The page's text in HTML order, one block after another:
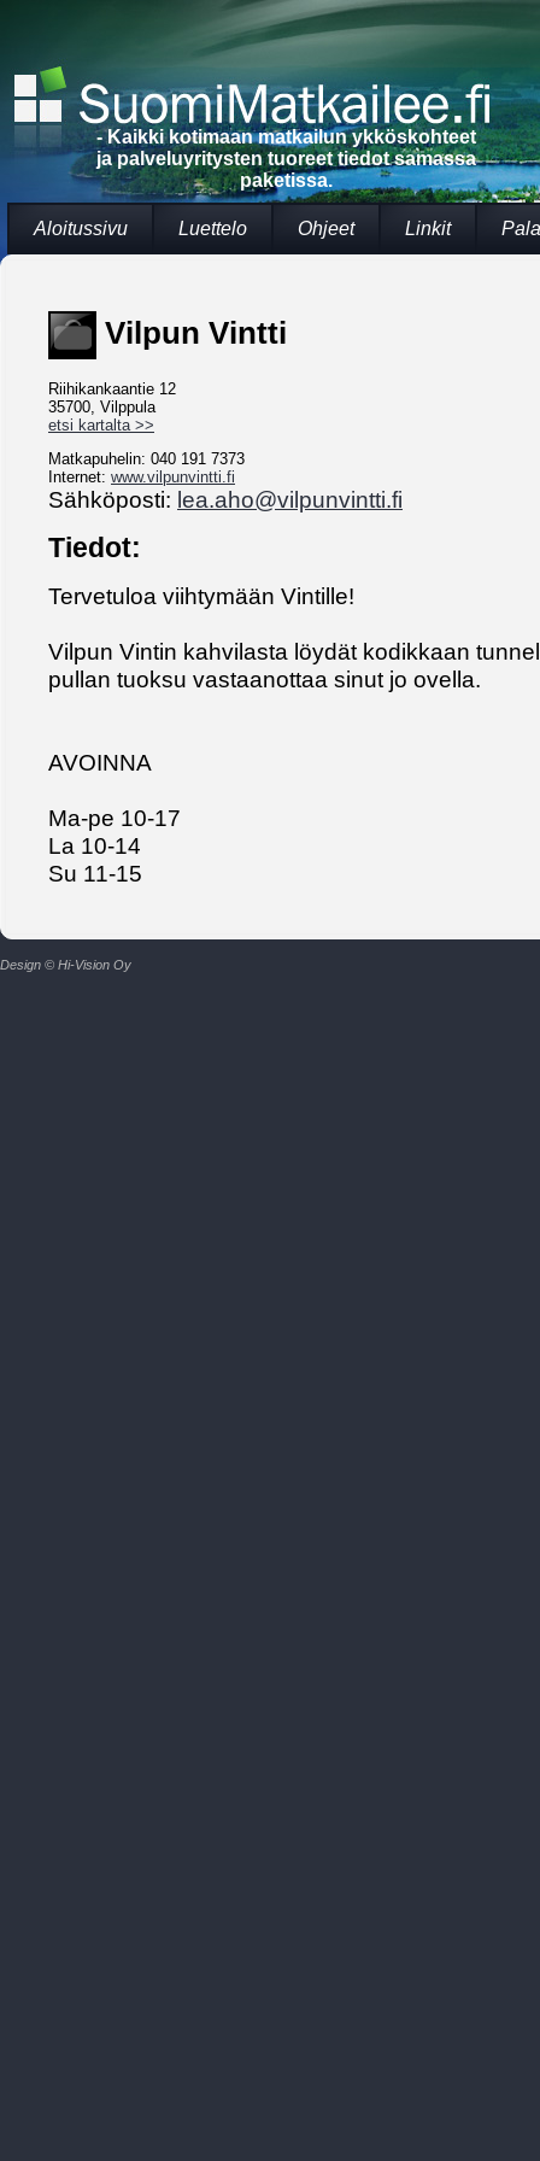
- Kaikki kotimaan matkailun ykköskohteet
ja palveluyritysten tuoreet tiedot samassa
paketissa.
Aloitussivu Luettelo Ohjeet Linkit
Vilpun Vintti
Riihikankaantie 12
35700, Vilppula
etsi kartalta >>
Matkapuhelin: 040 191 7373
Internet: www.vilpunvintti.fi
Sähköposti: lea.aho@vilpunvintti.fi
Tiedot:
Tervetuloa viihtymään Vintille!
Vilpun Vintin kahvilasta löydät kodikkaan
pullan tuoksu vastaanottaa sinut jo ovella.
AVOINNA
Ma-pe 10-17
La 10-14
Su 11-15
Design © Hi-Vision Oy